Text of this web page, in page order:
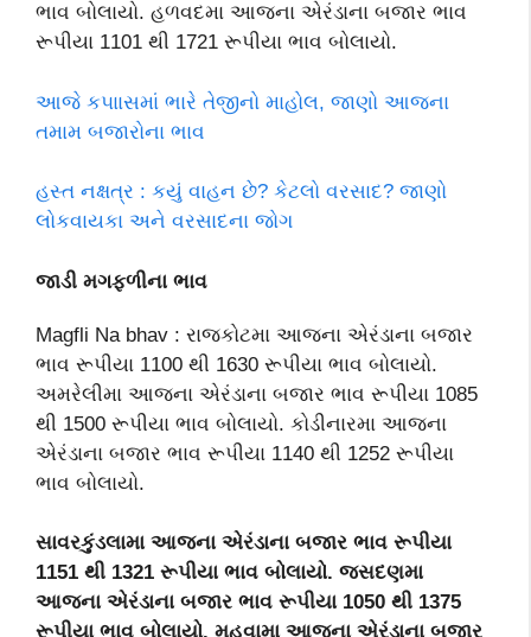
ભાવ બોલાયો. હળવદમા આજના એરંડાના બજાર ભાવ
રૂપીયા 1101 થી 1721 રૂપીયા ભાવ બોલાયો.
આજે ક૫ાાસમાં ભારે તેજીનો માહોલ, જાણો આજના
તમામ બજારોના ભાવ
હસ્ત નક્ષત્ર : કયું વાહન છે? કેટલો વરસાદ? જાણો
લોકવાયકા અને વરસાદના જોગ
જાડી મગફળીના ભાવ
Magfli Na bhav : રાજકોટમા આજના એરંડાના બજાર
ભાવ રૂપીયા 1100 થી 1630 રૂપીયા ભાવ બોલાયો.
અમરેલીમા આજના એરંડાના બજાર ભાવ રૂપીયા 1085
થી 1500 રૂપીયા ભાવ બોલાયો. કોડીનારમા આજના
એરંડાના બજાર ભાવ રૂપીયા 1140 થી 1252 રૂપીયા
ભાવ બોલાયો.
સાવરકુંડલામા આજના એરંડાના બજાર ભાવ રૂપીયા
1151 થી 1321 રૂપીયા ભાવ બોલાયો. જસદણમા
આજના એરંડાના બજાર ભાવ રૂપીયા 1050 થી 1375
રૂપીયા ભાવ બોલાયો. મહુવામા આજના એરંડાના બજાર